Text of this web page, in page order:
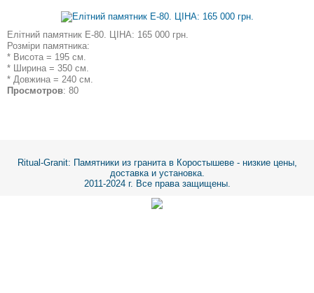
Елітний памятник E-80. ЦІНА: 165 000 грн.
Розміри памятника:
* Висота = 195 см.
* Ширина = 350 см.
* Довжина = 240 см.
Просмотров: 80
Ritual-Granit: Памятники из гранита в Коростышеве - низкие цены,
доставка и установка.
2011-2024 г. Все права защищены.